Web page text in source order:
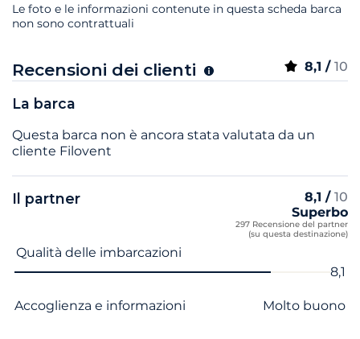
Le foto e le informazioni contenute in questa scheda barca
non sono contrattuali
Recensioni dei clienti 8,1 / 10
La barca
Questa barca non è ancora stata valutata da un
cliente Filovent
Il partner 8,1 / 10
Superbo
297 Recensione del partner
(su questa destinazione)
Nome del criterio Voto
Qualità delle imbarcazioni
8,1
Accoglienza e informazioni Molto buono